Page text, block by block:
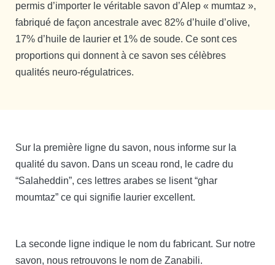
permis d’importer le véritable savon d’Alep « mumtaz »,
fabriqué de façon ancestrale avec 82% d’huile d’olive,
17% d’huile de laurier et 1% de soude. Ce sont ces
proportions qui donnent à ce savon ses célèbres
qualités neuro-régulatrices.
Sur la première ligne du savon, nous informe sur la
qualité du savon. Dans un sceau rond, le cadre du
“Salaheddin”, ces lettres arabes se lisent “ghar
moumtaz” ce qui signifie laurier excellent.
La seconde ligne indique le nom du fabricant. Sur notre
savon, nous retrouvons le nom de Zanabili.